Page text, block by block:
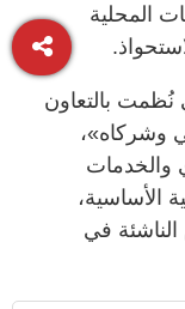
المحلية
نُظمت بالتعاون
وشركاه»،
والخدمات
الأساسية،
الناشئة في